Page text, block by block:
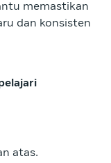
memastikan
dan konsisten
atas.